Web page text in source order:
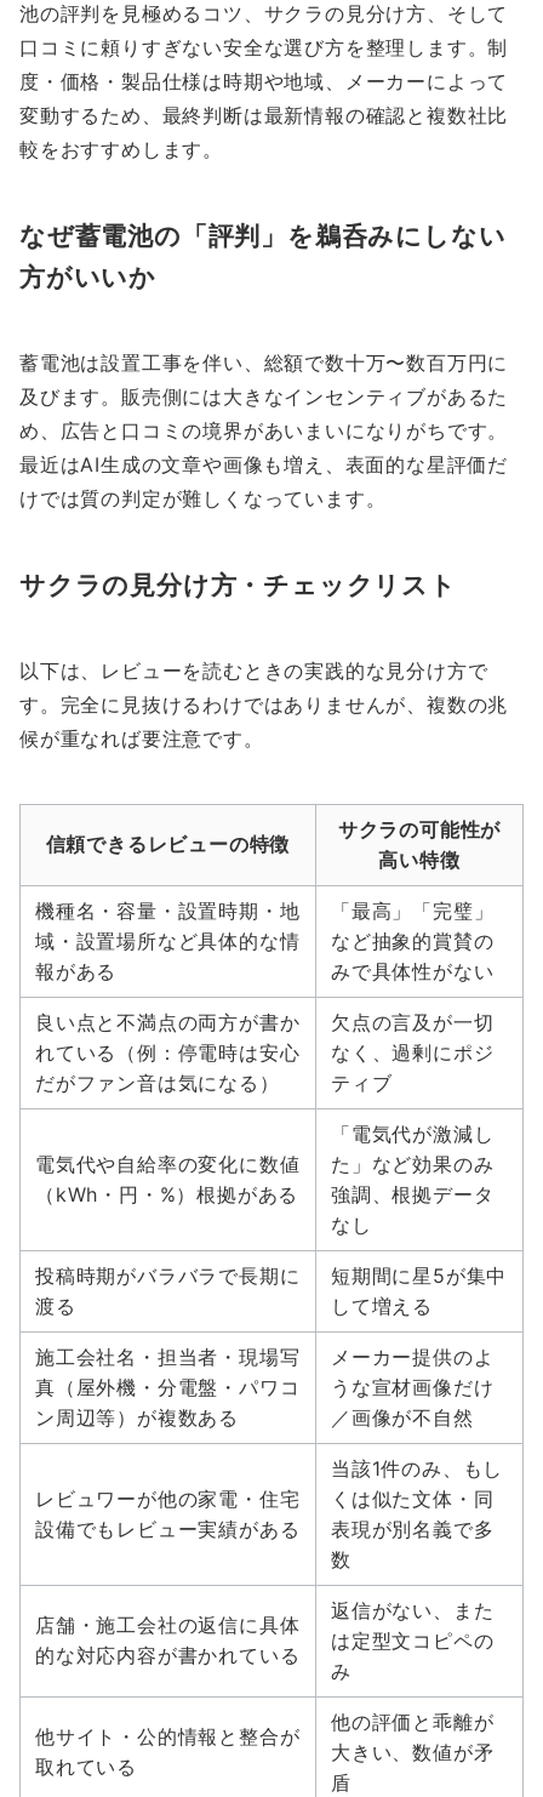
池の評判を見極めるコツ、サクラの見分け方、そして
口コミに頼りすぎない安全な選び方を整理します。制
度・価格・製品仕様は時期や地域、メーカーによって
変動するため、最終判断は最新情報の確認と複数社比
較をおすすめします。
なぜ蓄電池の「評判」を鵜呑みにしない
方がいいか
蓄電池は設置工事を伴い、総額で数十万〜数百万円に
及びます。販売側には大きなインセンティブがあるた
め、広告と口コミの境界があいまいになりがちです。
最近はAI生成の文章や画像も増え、表面的な星評価だ
けでは質の判定が難しくなっています。
サクラの見分け方・チェックリスト
以下は、レビューを読むときの実践的な見分け方で
す。完全に見抜けるわけではありませんが、複数の兆
候が重なれば要注意です。
信頼できるレビューの特徴
サクラの可能性が
高い特徴
機種名・容量・設置時期・地
域・設置場所など具体的な情
報がある
「最高」「完璧」
など抽象的賞賛の
みで具体性がない
良い点と不満点の両方が書か
れている（例：停電時は安心
だがファン音は気になる）
欠点の言及が一切
なく、過剰にポジ
ティブ
電気代や自給率の変化に数値
（kWh・円・%）根拠がある
「電気代が激減し
た」など効果のみ
強調、根拠データ
なし
投稿時期がバラバラで長期に
渡る
短期間に星5が集中
して増える
施工会社名・担当者・現場写
真（屋外機・分電盤・パワコ
ン周辺等）が複数ある
メーカー提供のよ
うな宣材画像だけ
／画像が不自然
レビュワーが他の家電・住宅
設備でもレビュー実績がある
当該1件のみ、もし
くは似た文体・同
表現が別名義で多
数
店舗・施工会社の返信に具体
的な対応内容が書かれている
返信がない、また
は定型文コピペの
み
他サイト・公的情報と整合が
取れている
他の評価と乖離が
大きい、数値が矛
盾